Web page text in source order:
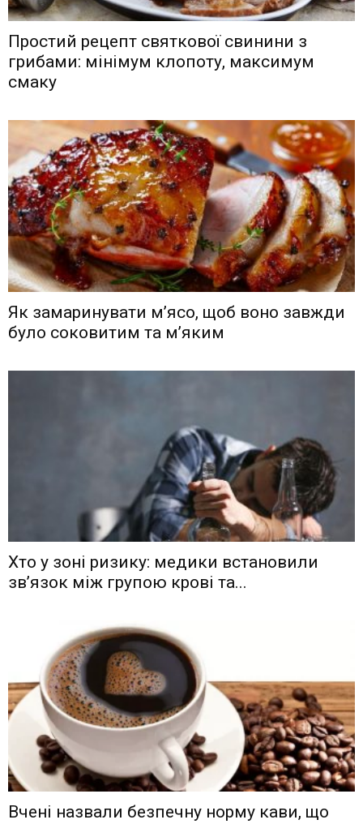
Простий рецепт святкової свинини з
грибами: мінімум клопоту, максимум
смаку
Як замаринувати м’ясо, щоб воно завжди
було соковитим та м’яким
Хто у зоні ризику: медики встановили
зв’язок між групою крові та...
Вчені назвали безпечну норму кави, що